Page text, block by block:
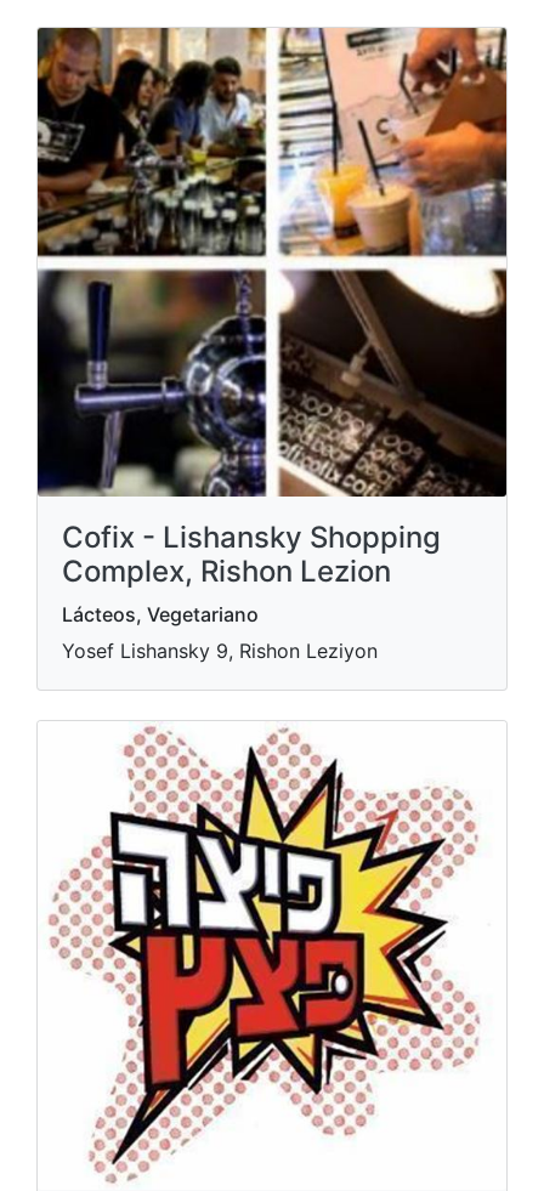
Cofix - Lishansky Shopping
Complex, Rishon Lezion
Lácteos, Vegetariano
Yosef Lishansky 9, Rishon Leziyon